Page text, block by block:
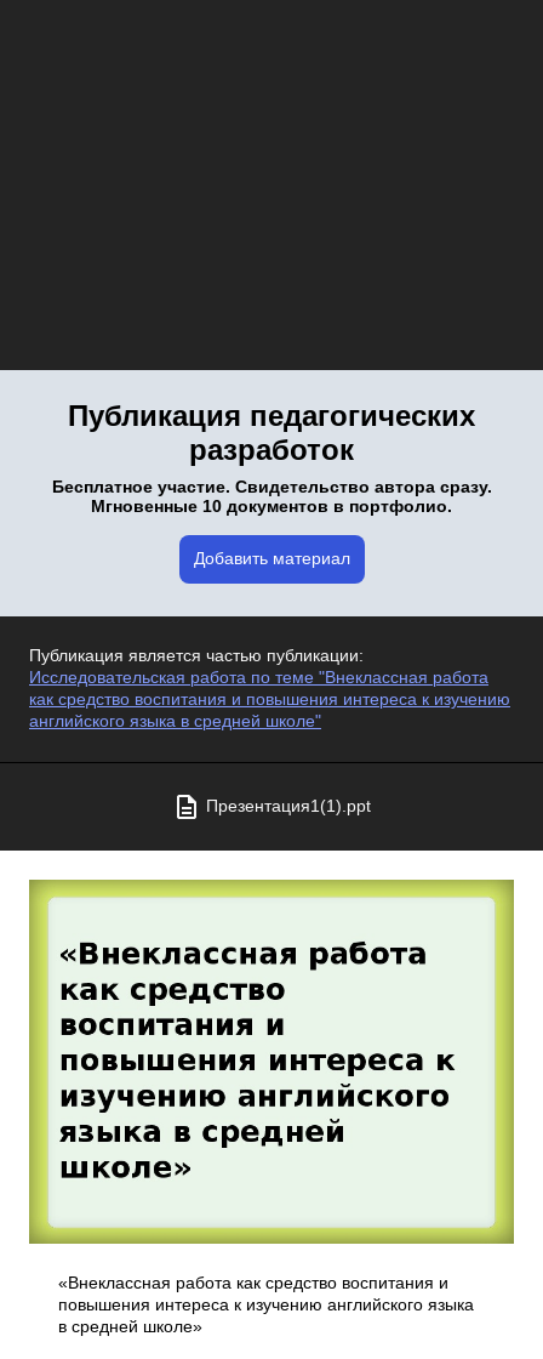
Публикация педагогических
разработок
Бесплатное участие. Свидетельство автора сразу.
Мгновенные 10 документов в портфолио.
Добавить материал
Публикация является частью публикации:
Исследовательская работа по теме "Внеклассная работа
как средство воспитания и повышения интереса к изучению
английского языка в средней школе"
Презентация1(1).ppt
«Внеклассная работа как средство воспитания и
повышения интереса к изучению английского языка
в средней школе»